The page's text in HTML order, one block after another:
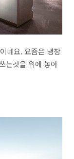
네요. 요즘은 냉장
는것을 위에 놓아